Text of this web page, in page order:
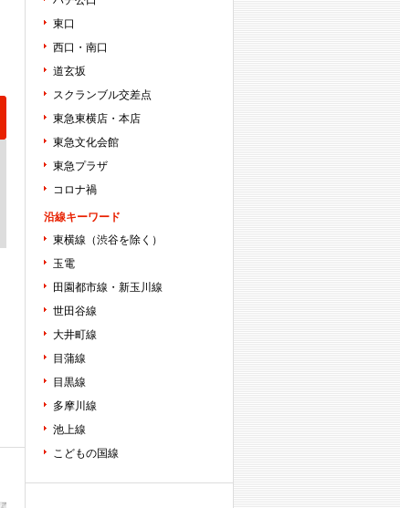
東口
西口・南口
道玄坂
スクランブル交差点
東急東横店・本店
東急文化会館
東急プラザ
コロナ禍
沿線キーワード
東横線（渋谷を除く）
玉電
田園都市線・新玉川線
世田谷線
大井町線
目蒲線
目黒線
多摩川線
池上線
こどもの国線